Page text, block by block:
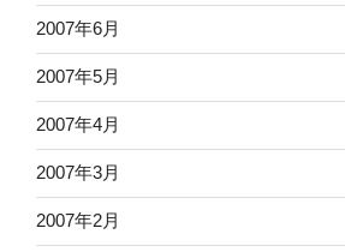
2007年6月
2007年5月
2007年4月
2007年3月
2007年2月